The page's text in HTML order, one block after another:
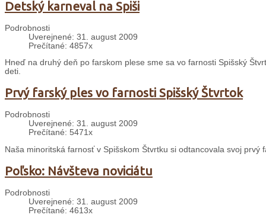
Detský karneval na Spiši
Podrobnosti
Uverejnené: 31. august 2009
Prečítané: 4857x
Hneď na druhý deň po farskom plese sme sa vo farnosti Spišský
deti.
Prvý farský ples vo farnosti Spišský Štvrtok
Podrobnosti
Uverejnené: 31. august 2009
Prečítané: 5471x
Naša minoritská farnosť v Spišskom Štvrtku si odtancovala svoj
Poľsko: Návšteva noviciátu
Podrobnosti
Uverejnené: 31. august 2009
Prečítané: 4613x